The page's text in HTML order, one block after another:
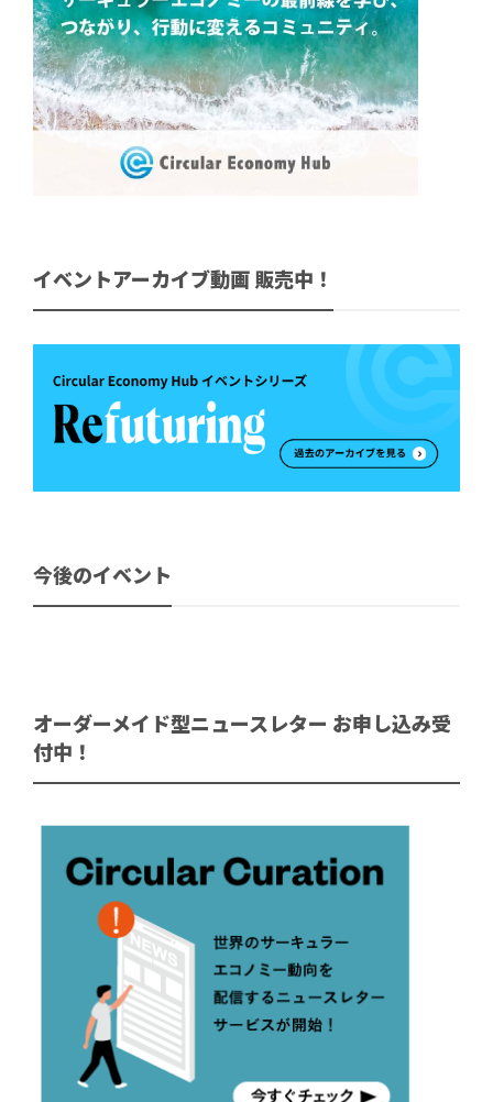
イベントアーカイブ動画 販売中！
今後のイベント
オーダーメイド型ニュースレター お申し込み受
付中！